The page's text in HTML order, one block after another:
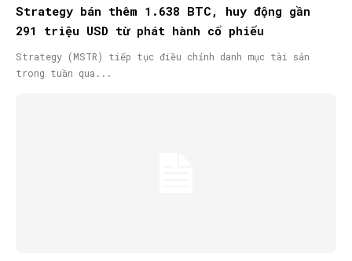
Strategy bán thêm 1.638 BTC, huy động gần
291 triệu USD từ phát hành cổ phiếu
Strategy (MSTR) tiếp tục điều chỉnh danh mục tài sản
trong tuần qua...